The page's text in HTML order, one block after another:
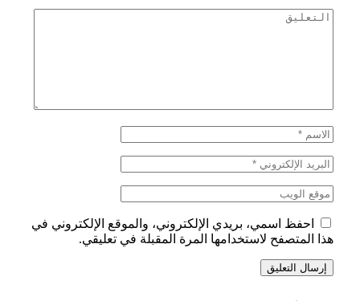
احفظ اسمي، بريدي الإلكتروني، والموقع الإلكتروني في
هذا المتصفح لاستخدامها المرة المقبلة في تعليقي.